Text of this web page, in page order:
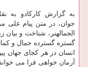
به گزارش كاركادو به
جوان، در متن پیام علی
الجمالهنر، شناخت و بیان
گستره گسترده جمال و
انسان در هر كجای جهان
آرمان خواهی فرا می